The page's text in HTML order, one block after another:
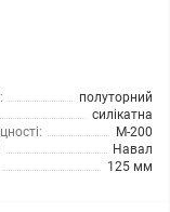
полуторний
силікатна
М-200
Навал
125 мм